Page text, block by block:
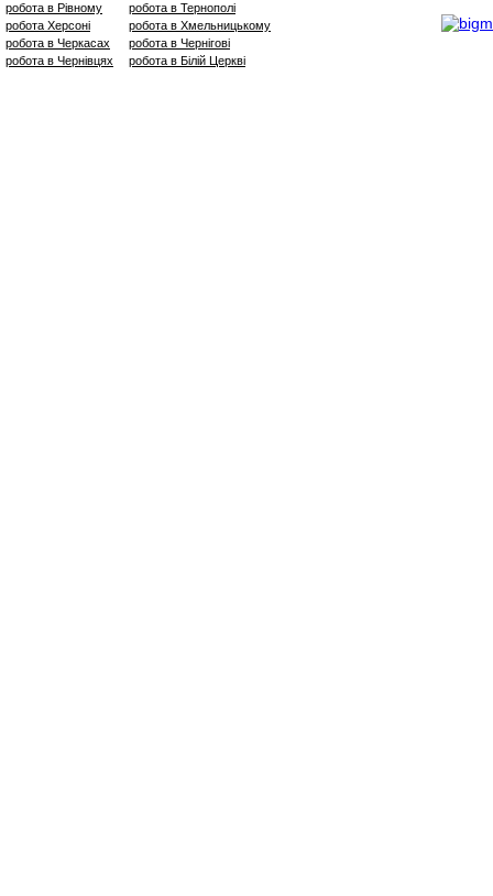
робота в Рівному
робота Херсоні
робота в Черкасах
робота в Чернівцях
робота в Тернополі
робота в Хмельницькому
робота в Чернігові
робота в Білій Церкві